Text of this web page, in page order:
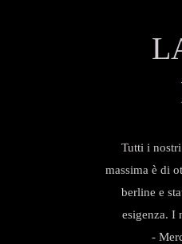
Tutti i
massima è di
berline e
esigenza. I
-